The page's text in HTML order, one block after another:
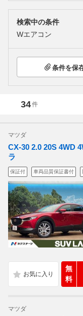
検索中の条件
Wエアコン
条件を保
34件
マツダ
CX-30 2.0 20S 4WD
ラ
保証付 車両品質保証書付
無
料
マツダ